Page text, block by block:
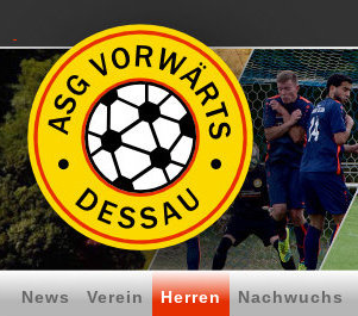
News Verein Herren Nachwuchs